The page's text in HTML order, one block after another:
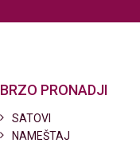
BRZO PRONADJI
SATOVI
NAMEŠTAJ